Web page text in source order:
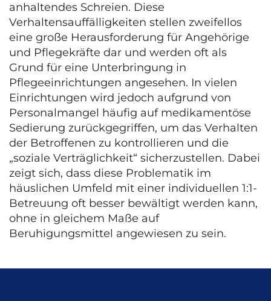
anhaltendes Schreien. Diese
Verhaltensauffälligkeiten stellen zweifellos
eine große Herausforderung für Angehörige
und Pflegekräfte dar und werden oft als
Grund für eine Unterbringung in
Pflegeeinrichtungen angesehen. In vielen
Einrichtungen wird jedoch aufgrund von
Personalmangel häufig auf medikamentöse
Sedierung zurückgegriffen, um das Verhalten
der Betroffenen zu kontrollieren und die
„soziale Verträglichkeit“ sicherzustellen. Dabei
zeigt sich, dass diese Problematik im
häuslichen Umfeld mit einer individuellen 1:1-
Betreuung oft besser bewältigt werden kann,
ohne in gleichem Maße auf
Beruhigungsmittel angewiesen zu sein.